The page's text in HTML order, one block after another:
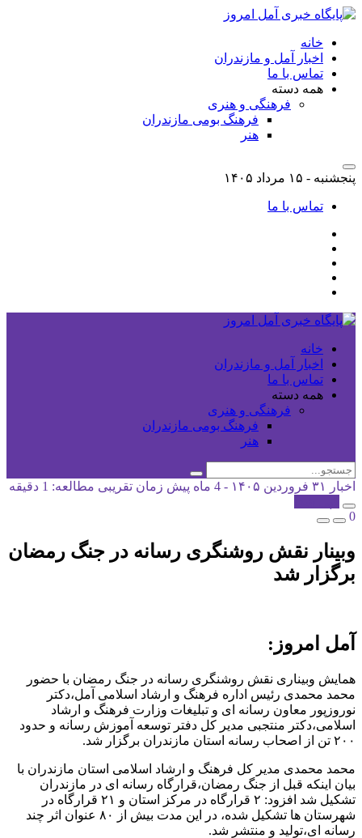
خانه
اخبار آمل و مازندران
تماس با ما
همه دسته
فرهنگی و هنری
فرهنگ بومی مازندران
هنر
پنجشنبه - ۱۵ مرداد ۱۴۰۵
تماس با ما
خانه
اخبار آمل و مازندران
تماس با ما
همه دسته
فرهنگی و هنری
فرهنگ بومی مازندران
هنر
اخبار ۳۱ فروردین ۱۴۰۵ - 4 ماه پیش
زمان تقریبی مطالعه: 1 دقیقه
0
وبینار نقش روشنگری رسانه در جنگ رمضان
برگزار شد
آمل امروز:
همایش وبیناری نقش روشنگری رسانه در جنگ رمضان با حضور
محمد محمدی رئیس اداره فرهنگ و ارشاد اسلامی آمل،دکتر
نوروزپور معاون رسانه ای و تبلیغات وزارت فرهنگ و ارشاد
اسلامی،دکتر منتجبی مدیر کل دفتر توسعه آموزش رسانه و حدود
۲۰۰ تن از اصحاب رسانه استان مازندران برگزار شد.
محمد محمدی مدیر کل فرهنگ و ارشاد اسلامی استان مازندران با
بیان اینکه قبل از جنگ رمضان،قرارگاه رسانه ای در مازندران
تشکیل شد افزود: ۲ قرارگاه در مرکز استان و ۲۱ قرارگاه در
شهرستان ها تشکیل شده، در این مدت بیش از ۸۰ عنوان اثر چند
رسانه ای،تولید و منتشر شد.